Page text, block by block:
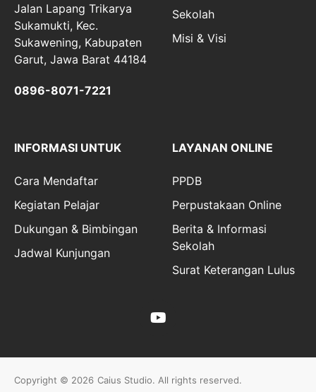
Jalan Lapang Trikarya
Sukamukti, Kec.
Sukawening, Kabupaten
Garut, Jawa Barat 44184
0896-8071-7221
Sekolah
Misi & Visi
INFORMASI UNTUK
Cara Mendaftar
Kegiatan Pelajar
Dukungan & Bimbingan
Jadwal Kunjungan
LAYANAN ONLINE
PPDB
Perpustakaan Online
Berita & Informasi
Sekolah
Surat Keterangan Lulus
Copyright © 2026 Caius Studio. All rights reserved.